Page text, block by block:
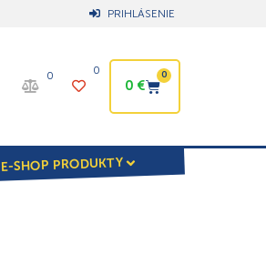
PRIHLÁSENIE
0 0
0€
0
E-SHOP PRODUKTY